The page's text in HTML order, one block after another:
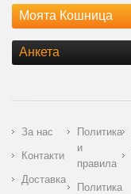
Моята Кошница
Анкета
За нас
Контакти
Доставка
Политика
и
правила
Политика